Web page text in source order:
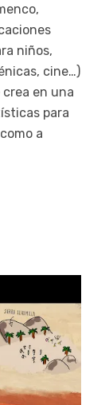
niños,
cine…)
en una
para
a